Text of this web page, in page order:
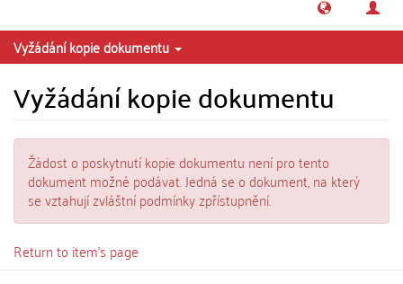
Vyžádání kopie dokumentu
Vyžádání kopie dokumentu
Žádost o poskytnutí kopie dokumentu není pro tento
dokument možné podávat. Jedná se o dokument, na který
se vztahují zvláštní podmínky zpřístupnění.
Return to item's page